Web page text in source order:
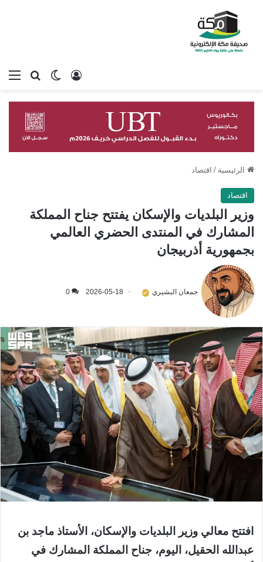
بحثالوضع
تسجيل الدخول
الرئيسية / اقتصاد
اقتصاد
وزير البلديات والإسكان يفتتح جناح المملكة
المشارك في المنتدى الحضري العالمي
بجمهورية أذربيجان
جمعان البشيري 2026-05-18
0
افتتح معالي وزير البلديات والإسكان، الأستاذ ماجد بن
عبدالله الحقيل، اليوم، جناح المملكة المشارك في